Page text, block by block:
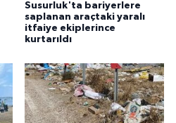
Susurluk'ta bariyerlere
saplanan araçtaki yaralı
itfaiye ekiplerince
kurtarıldı